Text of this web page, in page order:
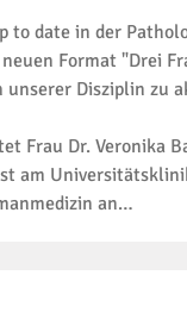
to date in der
Format "Drei
unserer Disziplin zu
Frau Dr. Veronika
am
an…